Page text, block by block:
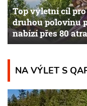
Top výletní cíl
druhou polovinu
nabízí přes 80
NA VÝLET S